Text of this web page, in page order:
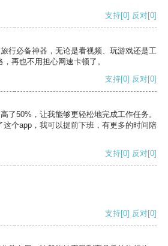
支持[0] 反对[0]
行必备神器，无论是看视频、玩游戏还是工
再也不用担心网速卡顿了。
支持[0] 反对[0]
了50%，让我能够更轻松地完成工作任务。
个app，我可以提前下班，有更多的时间陪
支持[0] 反对[0]
支持[0] 反对[0]